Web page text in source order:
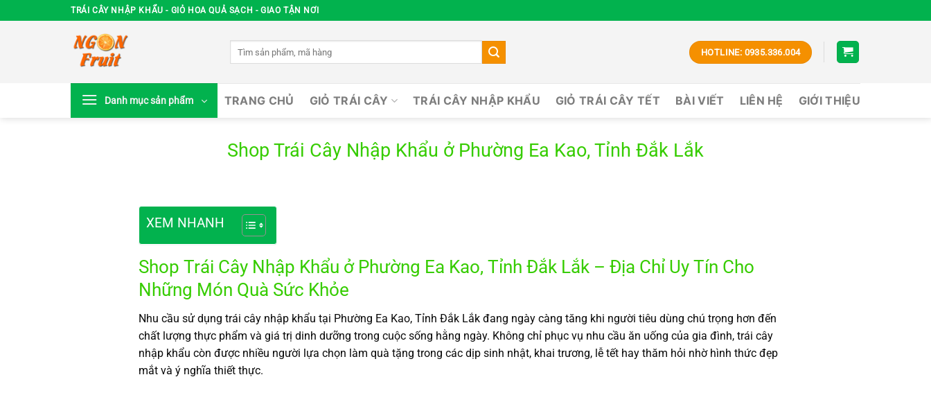
đến
TRÁI CÂY NHẬP KHẨU - GIỎ HOA QUẢ SẠCH - GIAO TẬN NƠI
HOTLINE: 0935.336.004
Danh mục sản phẩm TRANG CHỦ GIỎ TRÁI CÂY TRÁI CÂY NHẬP KHẨU GIỎ TRÁI CÂY TẾT BÀI VIẾT LIÊN HỆ GIỚI THIỆU
Shop Trái Cây Nhập Khẩu ở Phường Ea Kao, Tỉnh Đắk Lắk
XEM NHANH
Shop Trái Cây Nhập Khẩu ở Phường Ea Kao, Tỉnh Đắk Lắk – Địa Chỉ Uy Tín Cho
Những Món Quà Sức Khỏe
Nhu cầu sử dụng trái cây nhập khẩu tại Phường Ea Kao, Tỉnh Đắk Lắk đang ngày càng tăng khi người tiêu dùng chú trọng hơn đến
chất lượng thực phẩm và giá trị dinh dưỡng trong cuộc sống hằng ngày. Không chỉ phục vụ nhu cầu ăn uống của gia đình, trái cây
nhập khẩu còn được nhiều người lựa chọn làm quà tặng trong các dịp sinh nhật, khai trương, lễ tết hay thăm hỏi nhờ hình thức đẹp
mắt và ý nghĩa thiết thực.